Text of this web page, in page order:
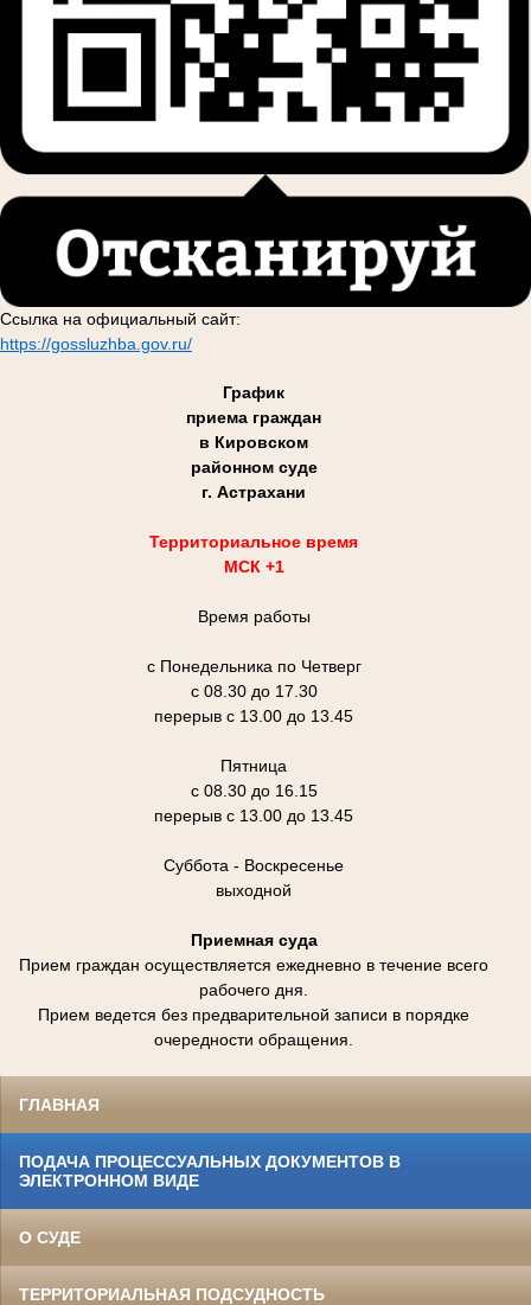
Ссылка на официальный сайт:
https://gossluzhba.gov.ru/
График
приема граждан
в Кировском
районном суде
г. Астрахани
Территориальное время
МСК +1
Время работы
с Понедельника по Четверг
с 08.30 до 17.30
перерыв с 13.00 до 13.45
Пятница
с 08.30 до 16.15
перерыв с 13.00 до 13.45
Суббота - Воскресенье
выходной
Приемная суда
Прием граждан осуществляется ежедневно в течение всего
рабочего дня.
Прием ведется без предварительной записи в порядке
очередности обращения.
ГЛАВНАЯ
ПОДАЧА ПРОЦЕССУАЛЬНЫХ ДОКУМЕНТОВ В
ЭЛЕКТРОННОМ ВИДЕ
О СУДЕ
ТЕРРИТОРИАЛЬНАЯ ПОДСУДНОСТЬ